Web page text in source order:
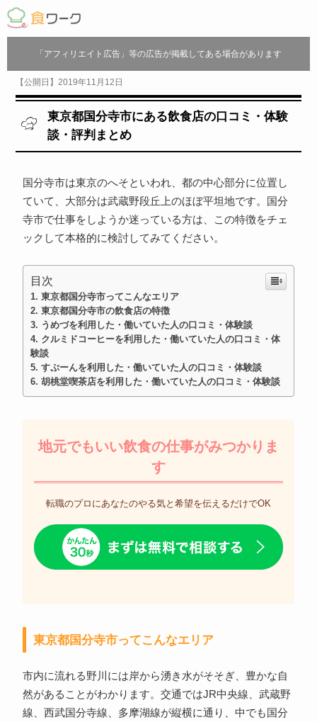
「アフィリエイト広告」等の広告が掲載してある場合があります
【公開日】2019年11月12日
東京都国分寺市にある飲食店の口コミ・体験
談・評判まとめ
国分寺市は東京のへそといわれ、都の中心部分に位置し
ていて、大部分は武蔵野段丘上のほぼ平坦地です。国分
寺市で仕事をしようか迷っている方は、この特徴をチェ
ックして本格的に検討してみてください。
目次
東京都国分寺市ってこんなエリア
東京都国分寺市の飲食店の特徴
うめづを利用した・働いていた人の口コミ・体験談
クルミドコーヒーを利用した・働いていた人の口コミ・体
験談
すぷーんを利用した・働いていた人の口コミ・体験談
胡桃堂喫茶店を利用した・働いていた人の口コミ・体験談
地元でもいい飲食の仕事がみつかりま
す
転職のプロにあなたのやる気と希望を伝えるだけでOK
東京都国分寺市ってこんなエリア
市内に流れる野川には岸から湧き水がそそぎ、豊かな自
然があることがわかります。交通ではJR中央線、武蔵野
線、西武国分寺線、多摩湖線が縦横に通り、中でも国分